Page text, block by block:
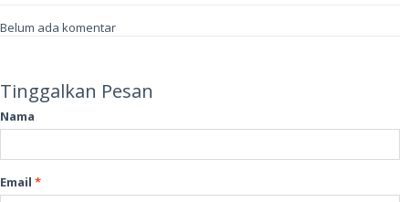
Belum ada komentar
Tinggalkan Pesan
Nama
Email *